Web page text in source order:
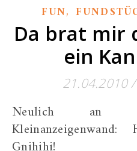
FUN,
Da brat mir
ein
21.04.2010/
Neulich an der Supermarkt-